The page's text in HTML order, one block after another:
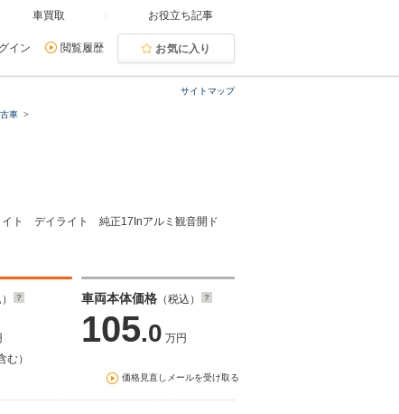
車買取 お役立ち記事
イン 閲覧履歴 お気に入り
サイトマップ
車
イト デイライト 純正17Inアルミ観音開ド
む）
車両本体価格 （税込）
105.0 万円
価格見直しメールを受け取る